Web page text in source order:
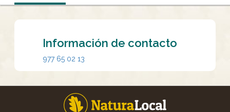
Información de contacto
977 65 02 13